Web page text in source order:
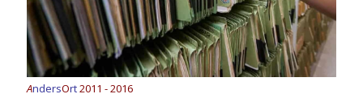
AndersOrt2011 - 2016